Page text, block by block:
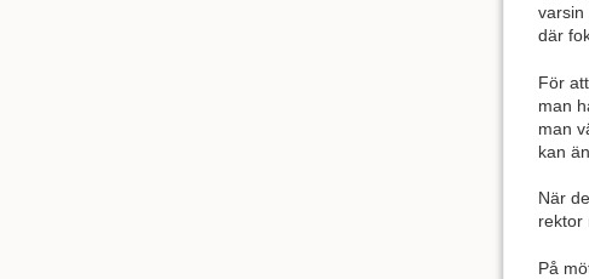
varsin
där
För
man
man
kan
När
rektor
På